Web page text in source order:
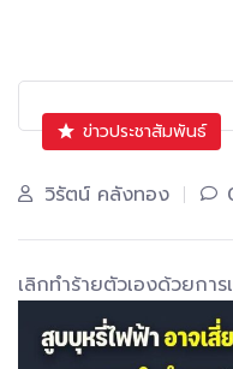
ข่าวประชาสัมพันธ์
วิรัตน์ คลังทอง
เลิกทำร้ายตัวเองด้วยกา